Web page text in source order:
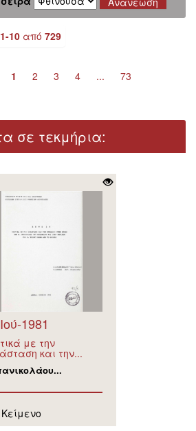
1-10 από 729
1 2 3 4 ...
73
σε τεκμήρια:
1981
με την
και την...
Κείμενο